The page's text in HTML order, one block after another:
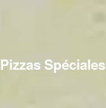
Pizzas Spéciales